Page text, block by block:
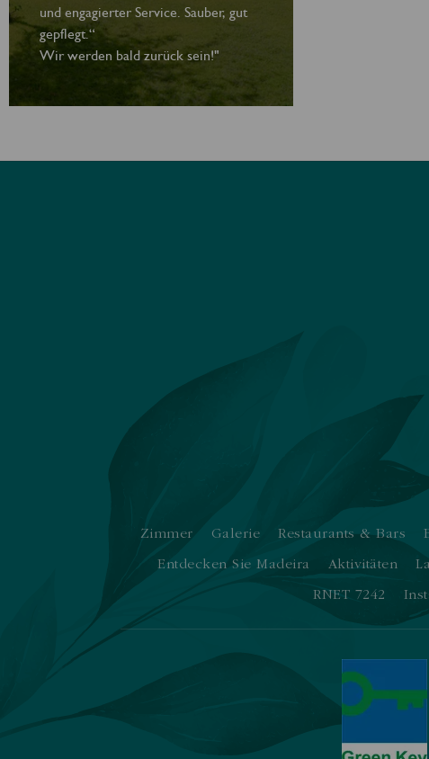
und engagierter Service. Sauber, gut
gepflegt.“
Wir werden bald zurück sein!"
Zimmer Galerie Restaurants & Bars
Entdecken Sie Madeira
Aktivitäten
RNET 7242